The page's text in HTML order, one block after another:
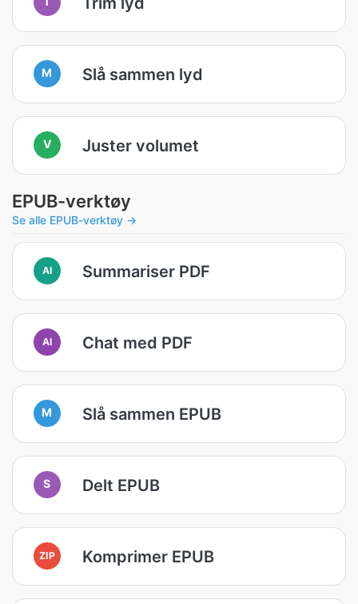
M Slå sammen lyd
V Juster volumet
EPUB-verktøy
Se alle EPUB-verktøy →
AI Summariser PDF
AI Chat med PDF
M Slå sammen EPUB
S Delt EPUB
ZIP Komprimer EPUB